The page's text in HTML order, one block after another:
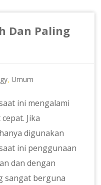
Dan Paling
,Umum
ini mengalami
Jika
digunakan
ini penggunaan
dan dengan
sangat berguna